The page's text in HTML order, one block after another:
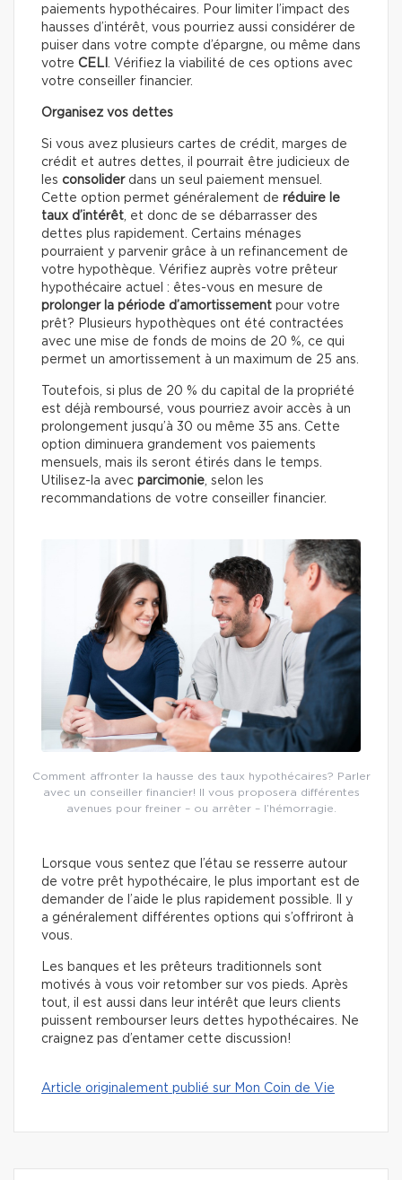
paiements hypothécaires. Pour limiter l’impact des
hausses d’intérêt, vous pourriez aussi considérer de
puiser dans votre compte d’épargne, ou même dans
votre CELI . Vérifiez la viabilité de ces options avec
votre conseiller financier.
Organisez vos dettes
Si vous avez plusieurs cartes de crédit, marges de
crédit et autres dettes, il pourrait être judicieux de
les consoliderdans un seul paiement mensuel.
Cette option permet généralement de réduire le
taux d’intérêt, et donc de se débarrasser des
dettes plus rapidement. Certains ménages
pourraient y parvenir grâce à un refinancement de
votre hypothèque. Vérifiez auprès votre prêteur
hypothécaire actuel : êtes-vous en mesure de
prolonger la période d’amortissement pour votre
prêt? Plusieurs hypothèques ont été contractées
avec une mise de fonds de moins de 20 %, ce qui
permet un amortissement à un maximum de 25 ans.
Toutefois, si plus de 20 % du capital de la propriété
est déjà remboursé, vous pourriez avoir accès à un
prolongement jusqu’à 30 ou même 35 ans. Cette
option diminuera grandement vos paiements
mensuels, mais ils seront étirés dans le temps.
Utilisez-la avec parcimonie, selon les
recommandations de votre conseiller financier.
Comment affronter la hausse des taux hypothécaires? Parler
avec un conseiller financier! Il vous proposera différentes
avenues pour freiner – ou arrêter – l’hémorragie.
Lorsque vous sentez que l’étau se resserre autour
de votre prêt hypothécaire, le plus important est de
demander de l’aide le plus rapidement possible. Il y
a généralement différentes options qui s’offriront à
vous.
Les banques et les prêteurs traditionnels sont
motivés à vous voir retomber sur vos pieds. Après
tout, il est aussi dans leur intérêt que leurs clients
puissent rembourser leurs dettes hypothécaires. Ne
craignez pas d’entamer cette discussion!
Article originalement publié sur Mon Coin de Vie